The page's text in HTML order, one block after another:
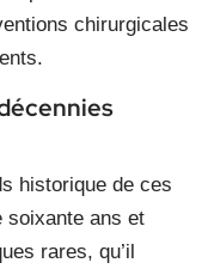
chirurgicales
historique de ces
soixante ans et
rares, qu’il